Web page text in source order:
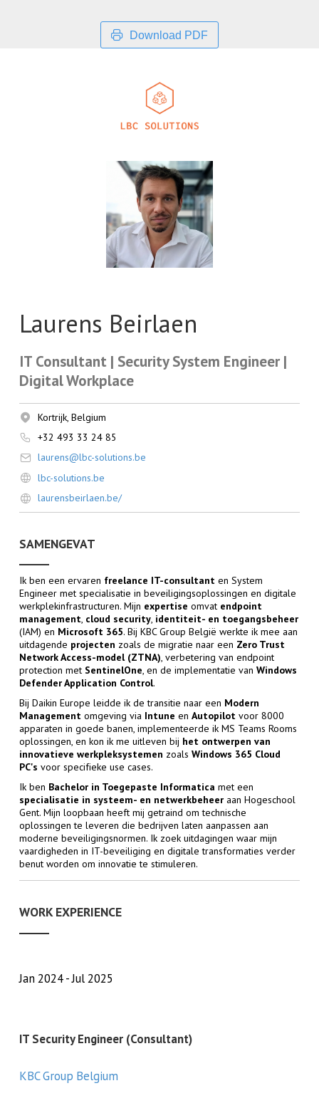
Download PDF
Laurens Beirlaen
IT Consultant | Security System Engineer |
Digital Workplace
Kortrijk, Belgium
+32 493 33 24 85
laurens@lbc-solutions.be
lbc-solutions.be
laurensbeirlaen.be/
SAMENGEVAT
Ik ben een ervaren freelance IT-consultant en System
Engineer met specialisatie in beveiligingsoplossingen en digitale
werkplekinfrastructuren. Mijn expertise omvat endpoint
management cloud security, identiteit- en toegangsbeheer
(IAM) en Microsoft 365. Bij KBC Group België werkte ik mee aan
uitdagende projecten zoals de migratie naar een Zero Trust
Network Access-model (ZTNA) , verbetering van endpoint
protection met SentinelOne , en de implementatie van Windows
Defender Application Control.
Bij Daikin Europe leidde ik de transitie naar een Modern
Management omgeving via Intune en Autopilot voor 8000
apparaten in goede banen, implementeerde ik MS Teams Rooms
oplossingen, en kon ik me uitleven bij het ontwerpen van
innovatieve werkpleksystemen zoals Windows 365 Cloud
PC's voor specifieke use cases.
Ik ben Bachelor in Toegepaste Informatica met een
specialisatie in systeem- en netwerkbeheeraan Hogeschool
Gent. Mijn loopbaan heeft mij getraind om technische
oplossingen te leveren die bedrijven laten aanpassen aan
moderne beveiligingsnormen. Ik zoek uitdagingen waar mijn
vaardigheden in IT-beveiliging en digitale transformaties verder
benut worden om innovatie te stimuleren.
WORK EXPERIENCE
Jan 2024 Jul 2025
IT Security Engineer (Consultant)
KBC Group Belgium